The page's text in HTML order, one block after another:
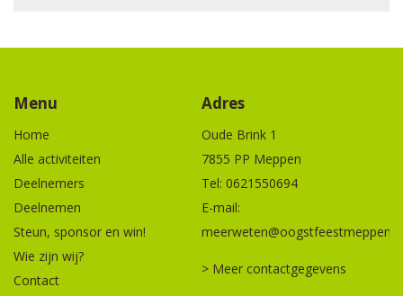
Menu
Home
Alle activiteiten
Deelnemers
Deelnemen
Steun, sponsor en win!
Wie zijn wij?
Contact
Adres
Oude Brink 1
7855 PP Meppen
Tel: 0621550694
E-mail:
meerweten@oogstfeestmeppen.nl
> Meer contactgegevens